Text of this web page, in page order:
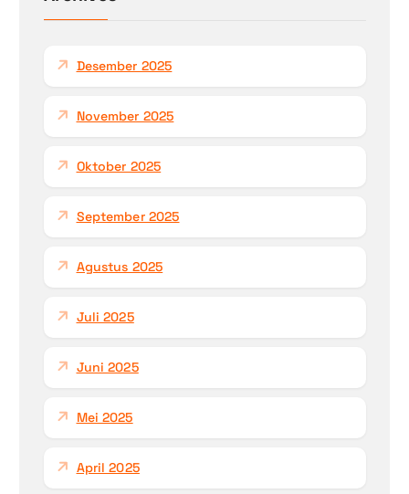
t
Desember 2025
November 2025
Oktober 2025
September 2025
Agustus 2025
Juli 2025
Juni 2025
Mei 2025
April 2025